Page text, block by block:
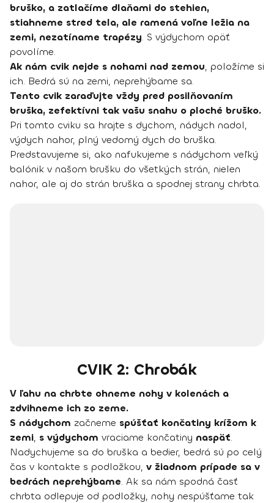
bruško, a zatlačíme dlaňami do stehien,
stiahneme stred tela, ale ramená voľne ležia na
zemi, nezatíname trapézy. S výdychom opäť
povolíme.
Ak nám cvik nejde s nohami nad zemou, položíme si
ich. Bedrá sú na zemi, neprehýbame sa.
Tento cvik zaraďujte vždy pred posilňovaním
bruška, zefektívni tak vašu snahu o ploché bruško.
Pri tomto cviku sa hrajte s dychom, nádych nadol,
výdych nahor, plný vedomý dych do bruška.
Predstavujeme si, ako nafukujeme s nádychom veľký
balónik v našom brušku do všetkých strán, nielen
nahor, ale aj do strán bruška a spodnej strany chrbta.
CVIK 2: Chrobák
V ľahu na chrbte ohneme nohy v kolenách a
zdvihneme ich zo zeme.
S nádychom začneme spúšťať končatiny krížom k
zemi, s výdychom vraciame končatiny naspäť.
Nadychujeme sa do bruška a bedier, bedrá sú po celý
čas v kontakte s podložkou, v žiadnom prípade sa v
bedrách neprehýbame. Ak sa nám spodná časť
chrbta odlepuje od podložky, nohy nespúšťame tak